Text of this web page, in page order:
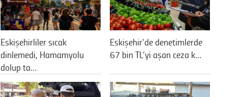
Eskişehirliler sıcak
dinlemedi, Hamamyolu
dolup ta…
Eskişehir’de denetimlerde
67 bin TL’yi aşan ceza k…